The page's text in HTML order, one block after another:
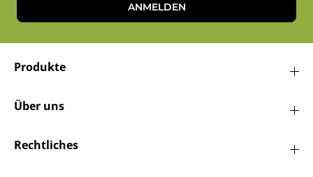
ANMELDEN
Produkte
Über uns
Rechtliches